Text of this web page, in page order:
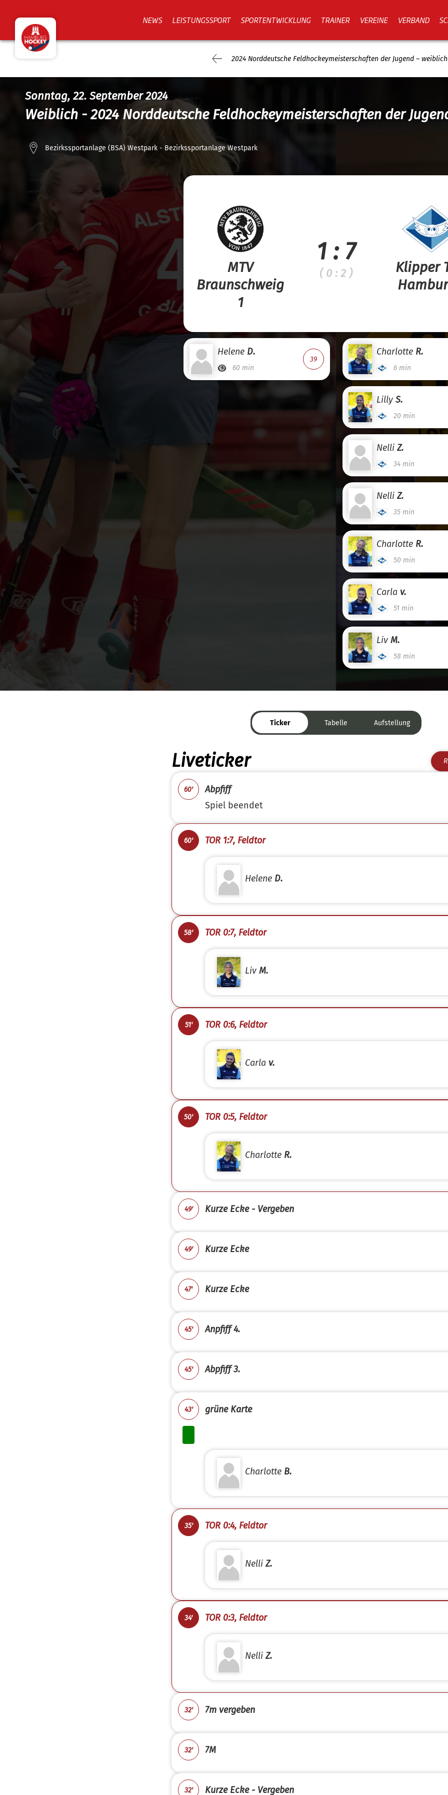
NEWS LEISTUNGSSPORT SPORTENTWICKLUNG TRAINER VEREINE VERBAND
2024 Norddeutsche Feldhockeymeisterschaften der Jugend –
Sonntag, 22. September 2024
Weiblich - 2024 Norddeutsche Feldhockeymeisterschaften der
Bezirkssportanlage (BSA) Westpark - Bezirkssportanlage Westpark
MTV
Braunschweig
1
1 : 7
( 0 : 2 )
Klipper
Charlotte R.
6 min
Lilly S.
20 min
NelliZ.
34 min
NelliZ.
35 min
Charlotte R.
50 min
Carla v.
51 min
Liv M.
58 min
Helene D.
60 min
39
Ticker Tabelle Aufstellung
Liveticker
60'
Abpfiff
Spiel beendet
60' TOR 1:7, Feldtor
Helene D.
58' TOR 0:7, Feldtor
Liv M.
51' TOR 0:6, Feldtor
Carla v.
50' TOR 0:5, Feldtor
Charlotte R.
49' Kurze Ecke - Vergeben
49' Kurze Ecke
47' Kurze Ecke
45' Anpfiff 4.
45' Abpfiff 3.
43' grüne Karte
Charlotte B.
35' TOR 0:4, Feldtor
NelliZ.
34' TOR 0:3, Feldtor
NelliZ.
32' 7m vergeben
32' 7M
32' Kurze Ecke - Vergeben